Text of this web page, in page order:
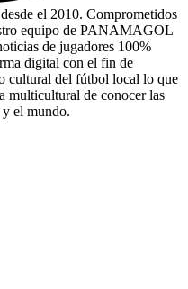
el 2010. Comprometidos
equipo de PANAMAGOL
de jugadores 100%
digital con el fin de
cultural del fútbol local lo que
multicultural de conocer las
y el mundo.